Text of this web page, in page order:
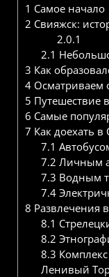
1 Самое начало
2 Свияжск:
2.0.1
2.1
3 Как
4 Осматриваем
5 Путешествие
6 Самые
7 Как доехать в
7.1
7.2 Личным
7.3 Водным
7.4
8 Развлечения
8.1
8.2
8.3
Ленивый